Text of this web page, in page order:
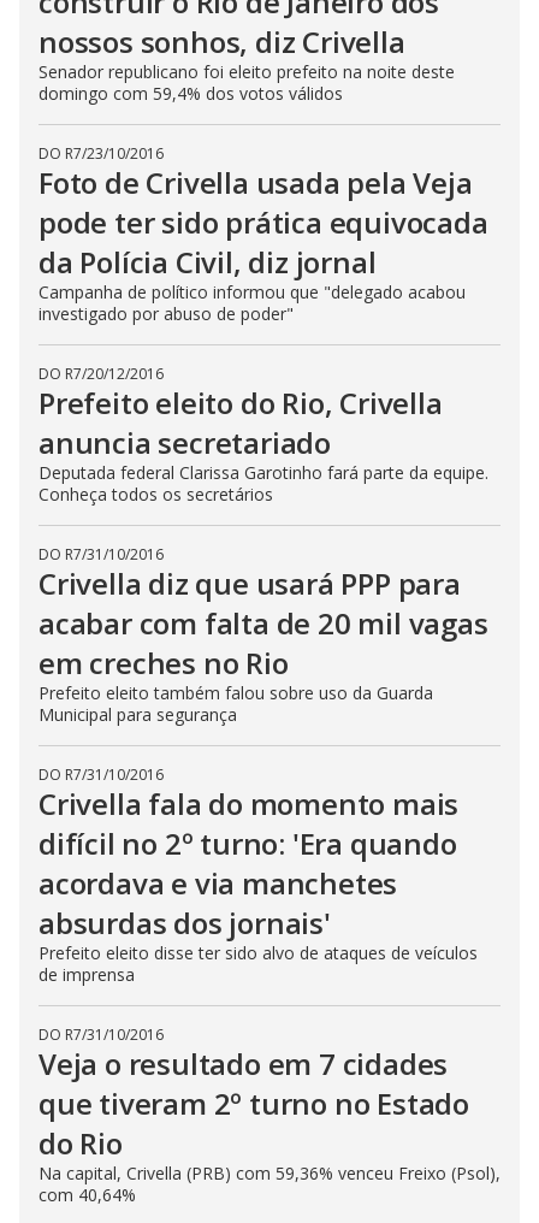
nossos sonhos, diz Crivella
Senador republicano foi eleito prefeito na noite deste
domingo com 59,4% dos votos válidos
DO R7/23/10/2016
Foto de Crivella usada pela Veja
pode ter sido prática equivocada
da Polícia Civil, diz jornal
Campanha de político informou que "delegado acabou
investigado por abuso de poder"
DO R7/20/12/2016
Prefeito eleito do Rio, Crivella
anuncia secretariado
Deputada federal Clarissa Garotinho fará parte da equipe.
Conheça todos os secretários
DO R7/31/10/2016
Crivella diz que usará PPP para
acabar com falta de 20 mil vagas
em creches no Rio
Prefeito eleito também falou sobre uso da Guarda
Municipal para segurança
DO R7/31/10/2016
Crivella fala do momento mais
difícil no 2º turno: 'Era quando
acordava e via manchetes
absurdas dos jornais'
Prefeito eleito disse ter sido alvo de ataques de veículos
de imprensa
DO R7/31/10/2016
Veja o resultado em 7 cidades
que tiveram 2º turno no Estado
do Rio
Na capital, Crivella (PRB) com 59,36% venceu Freixo (Psol),
com 40,64%